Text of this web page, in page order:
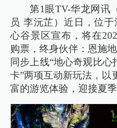
第1眼TV-华龙网讯
员 李沅芷）近日，位
心谷景区宣布，将在
购票，终身伙伴：恩施
同步上线“地心奇观比心
卡”两项互动新玩法，以
富的游览体验，迎接夏